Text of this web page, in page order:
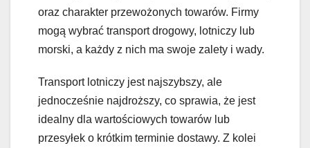
oraz charakter przewożonych towarów. Firmy
mogą wybrać transport drogowy, lotniczy lub
morski, a każdy z nich ma swoje zalety i wady.
Transport lotniczy jest najszybszy, ale
jednocześnie najdroższy, co sprawia, że jest
idealny dla wartościowych towarów lub
przesyłek o krótkim terminie dostawy. Z kolei